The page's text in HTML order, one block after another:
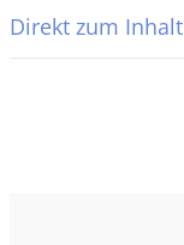
Direkt zum Inhalt